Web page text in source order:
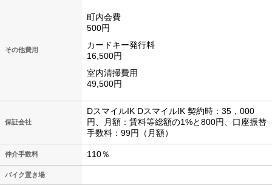
その他費用
町内会費
500円
カードキー発行料
16,500円
室内清掃費用
49,500円
保証会社
DスマイルIK DスマイルIK 契約時：35，000
円、月額：賃料等総額の1%と800円、口座振替
手数料：99円（月額）
仲介手数料 110％
バイク置き場